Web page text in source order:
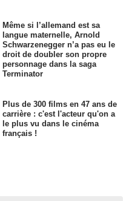
Même si l’allemand est sa
langue maternelle, Arnold
Schwarzenegger n’a pas eu le
droit de doubler son propre
personnage dans la saga
Terminator
Plus de 300 films en 47 ans de
carrière : c'est l'acteur qu'on a
le plus vu dans le cinéma
français !